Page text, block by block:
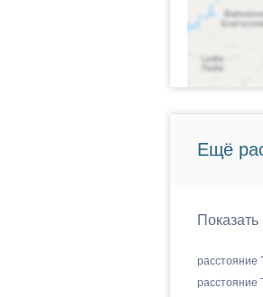
Ещё
расстояние
расстояние